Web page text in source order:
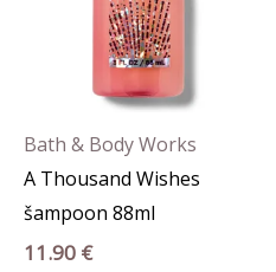
Bath & Body Works
A Thousand Wishes
šampoon 88ml
11.90 €